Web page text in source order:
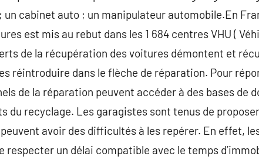
cabinet auto ; un manipulateur automobile.En
est mis au rebut dans les 1 684 centres VHU (
de la récupération des voitures démontent et
réintroduire dans le flèche de réparation. Pour
de la réparation peuvent accéder à des bases de
du recyclage. Les garagistes sont tenus de
avoir des difficultés à les repérer. En effet,
respecter un délai compatible avec le temps